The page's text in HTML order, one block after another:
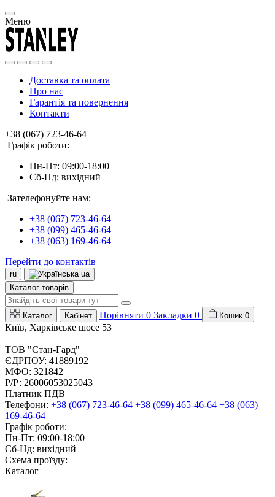
Меню
Доставка та оплата
Про нас
Гарантія та повернення
Контакти
+38 (067) 723-46-64
Графік роботи:
Пн-Пт: 09:00-18:00
Сб-Нд: вихідний
Зателефонуйте нам:
+38 (067) 723-46-64
+38 (099) 465-46-64
+38 (063) 169-46-64
Перейти до контактів
ru
ua
Каталог товарів
Каталог Кабінет Порівняти 0 Закладки 0 Кошик 0
Київ, Харківське шосе 53
ТОВ "Стан-Гард"
ЄДРПОУ: 41889192
МФО: 321842
Р/Р: 26006053025043
Платник ПДВ
Телефони: +38 (067) 723-46-64 +38 (099) 465-46-64 +38 (063)
169-46-64
Графік роботи:
Пн-Пт: 09:00-18:00
Сб-Нд: вихідний
Схема проїзду:
Каталог